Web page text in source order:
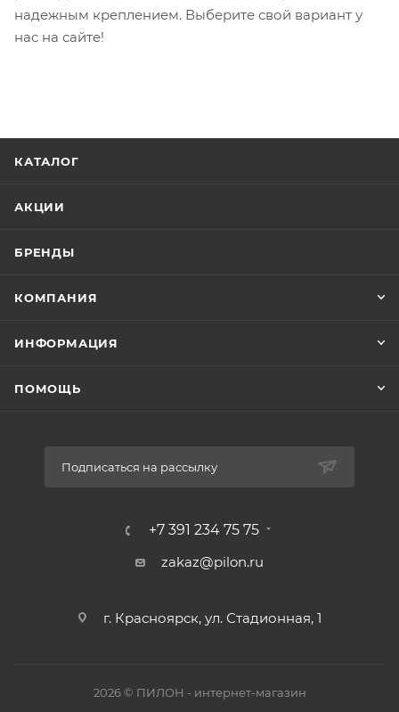
надежным креплением. Выберите свой вариант у
нас на сайте!
КАТАЛОГ
АКЦИИ
БРЕНДЫ
КОМПАНИЯ
ИНФОРМАЦИЯ
ПОМОЩЬ
Подписаться на рассылку
+7 391 234 75 75
zakaz@pilon.ru
г. Красноярск, ул. Стадионная, 1
2026 © ПИЛОН - интернет-магазин